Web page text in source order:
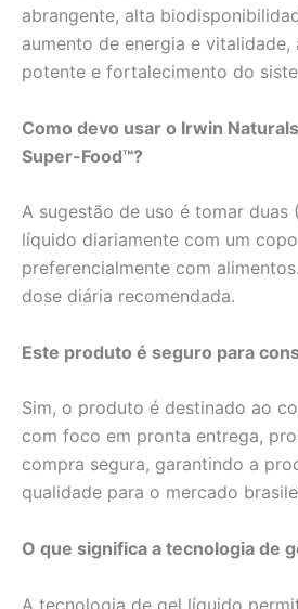
abrangente, alta
aumento de energia e
potente e fortalecimento do
Como devo usar o Irwin
Super-Food™?
A sugestão de uso é tomar duas
líquido diariamente com um
preferencialmente com
dose diária recomendada.
Este produto é seguro para
Sim, o produto é destinado ao
com foco em pronta entrega,
compra segura, garantindo a
qualidade para o mercado
O que significa a tecnologia de
A tecnologia de gel líquido